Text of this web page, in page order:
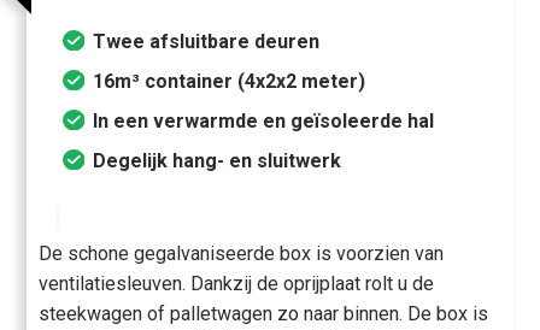
Twee afsluitbare deuren
16m³ container (4x2x2 meter)
In een verwarmde en geïsoleerde hal
Degelijk hang- en sluitwerk
De schone gegalvaniseerde box is voorzien van
ventilatiesleuven. Dankzij de oprijplaat rolt u de
steekwagen of palletwagen zo naar binnen. De box is